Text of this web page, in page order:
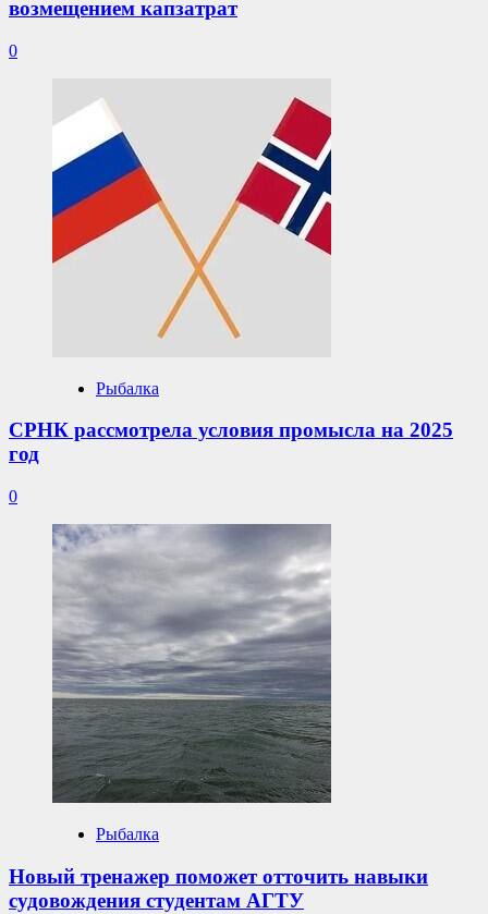
возмещением капзатрат
0
Рыбалка
СРНК рассмотрела условия промысла на 2025
год
0
Рыбалка
Новый тренажер поможет отточить навыки
судовождения студентам АГТУ